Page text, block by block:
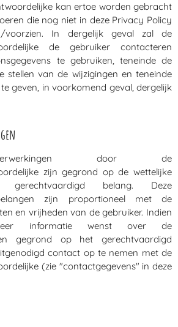
kan ertoe worden gebracht
die nog niet in deze Privacy Policy
voorzien. In dergelijk geval zal de
de gebruiker contacteren
te gebruiken, teneinde de
stellen van de wijzigingen en teneinde
geven, in voorkomend geval, dergelijk
door de
zijn gegrond op de wettelijke
belang. Deze
zijn proportioneel met de
en vrijheden van de gebruiker. Indien
informatie wenst over de
gegrond op het gerechtvaardigd
contact op te nemen met de
(zie "contactgegevens" in deze